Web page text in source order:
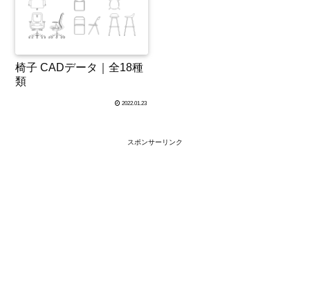
椅子 CADデータ｜全18種
類
2022.01.23
スポンサーリンク